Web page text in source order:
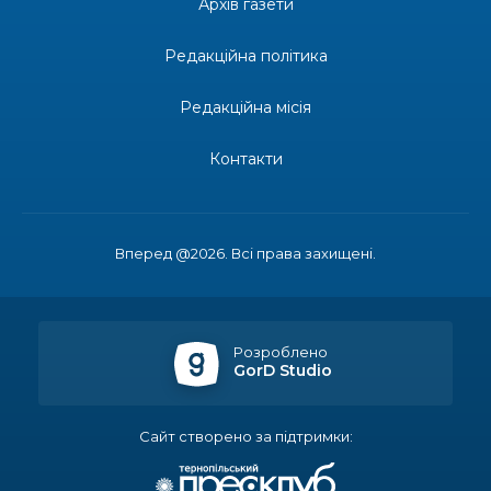
Інформація про фінансування матеріальної
допомоги мешканцям Бахмутської міської
Бахмутських медичних працівників привітали з
Вперед @2026. Всі права захищені.
Архів газети
Редакційна політика
Редакційна місія
Контакти
Розроблено
GorD Studio
Сайт створено за підтримки: